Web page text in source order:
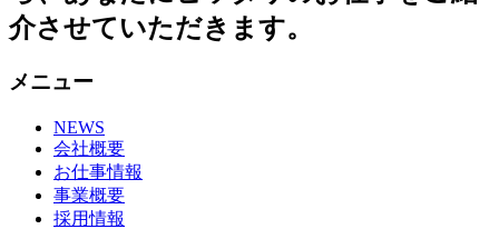
介させていただきます。
メニュー
NEWS
会社概要
お仕事情報
事業概要
採用情報